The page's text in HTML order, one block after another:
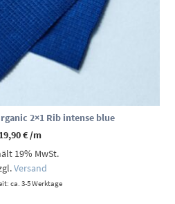
2×1 Rib intense blue
19,90€/m
19% MwSt.
Versand
ca. 3-5 Werktage